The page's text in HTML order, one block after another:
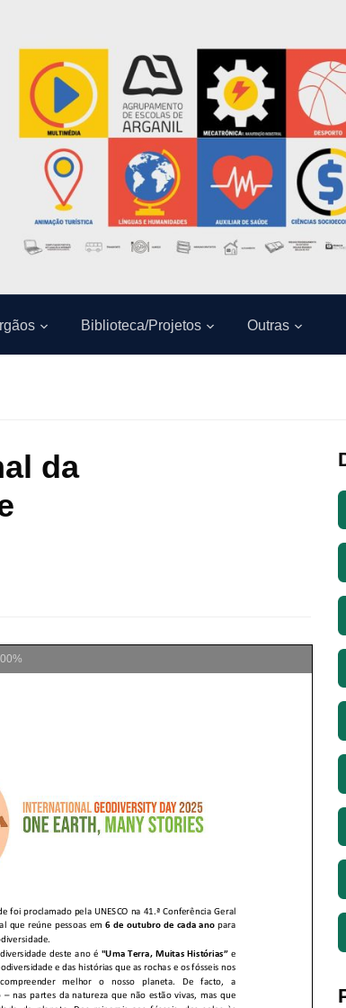
Biblioteca/Projetos Outras
da